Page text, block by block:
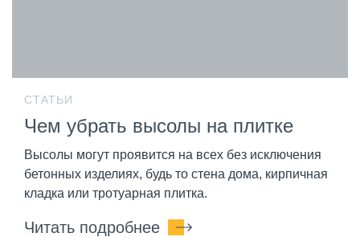
СТАТЬИ
Чем убрать высолы на плитке
Высолы могут проявится на всех без исключения
бетонных изделиях, будь то стена дома, кирпичная
кладка или тротуарная плитка.
Читать подробнее